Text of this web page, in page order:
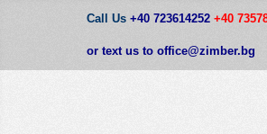
Call Us +40 723614252 +40
or text us to office@zimber.bg